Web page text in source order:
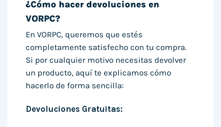
¿Cómo hacer devoluciones en
VORPC?
En VORPC, queremos que estés
completamente satisfecho con tu compra.
Si por cualquier motivo necesitas devolver
un producto, aquí te explicamos cómo
hacerlo de forma sencilla:
Devoluciones Gratuitas: